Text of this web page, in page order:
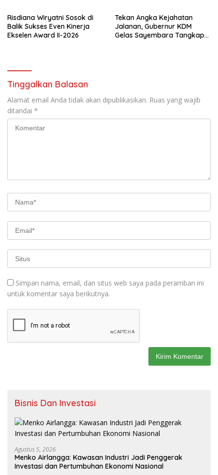
Risdiana Wiryatni Sosok di
Balik Sukses Even Kinerja
Ekselen Award II-2026
Tekan Angka Kejahatan
Jalanan, Gubernur KDM
Gelas Sayembara Tangkap
Tinggalkan Balasan
Alamat email Anda tidak akan dipublikasikan. Ruas yang wajib
ditandai *
Simpan nama, email, dan situs web saya pada peramban ini
untuk komentar saya berikutnya.
Bisnis Dan Investasi
Agustus 5, 2026
Menko Airlangga: Kawasan Industri Jadi Penggerak
Investasi dan Pertumbuhan Ekonomi Nasional